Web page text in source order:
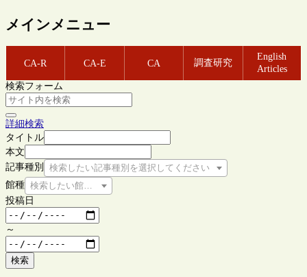
メインメニュー
CA-R CA-E CA 調査研究
English
Articles
検索フォーム
詳細検索
タイトル
本文
記事種別
検索したい記事種別を選択してください
館種 検索したい館種を選択してください
投稿日
～
検索